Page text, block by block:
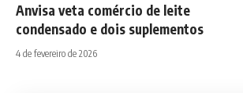
Anvisa veta comércio de leite
condensado e dois suplementos
4 de fevereiro de 2026